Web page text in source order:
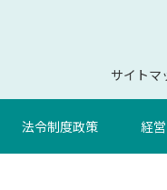
サイトマ
法令制度政策 経営